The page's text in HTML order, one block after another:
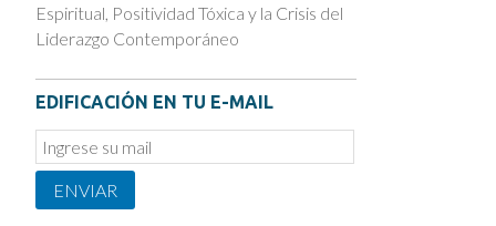
Espiritual, Positividad Tóxica y la Crisis del
Liderazgo Contemporáneo
EDIFICACIÓN EN TU E-MAIL
Email
Subscription
ENVIAR